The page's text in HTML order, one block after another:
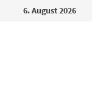
6. August 2026